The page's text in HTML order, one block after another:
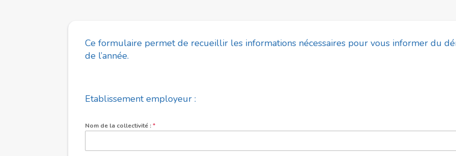
Ce formulaire permet de recueillir les informations nécessaires pour vous informer du
de l’année.
Etablissement employeur :
Nom de la collectivité :*